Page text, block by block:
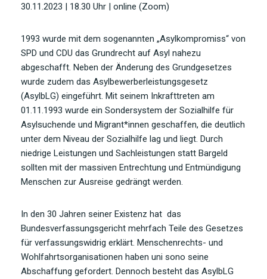
30.11.2023 | 18.30 Uhr | online (Zoom)
1993 wurde mit dem sogenannten „Asylkompromiss“ von
SPD und CDU das Grundrecht auf Asyl nahezu
abgeschafft. Neben der Änderung des Grundgesetzes
wurde zudem das Asylbewerberleistungsgesetz
(AsylbLG) eingeführt. Mit seinem Inkrafttreten am
01.11.1993 wurde ein Sondersystem der Sozialhilfe für
Asylsuchende und Migrant*innen geschaffen, die deutlich
unter dem Niveau der Sozialhilfe lag und liegt. Durch
niedrige Leistungen und Sachleistungen statt Bargeld
sollten mit der massiven Entrechtung und Entmündigung
Menschen zur Ausreise gedrängt werden.
In den 30 Jahren seiner Existenz hat das
Bundesverfassungsgericht mehrfach Teile des Gesetzes
für verfassungswidrig erklärt. Menschenrechts- und
Wohlfahrtsorganisationen haben uni sono seine
Abschaffung gefordert. Dennoch besteht das AsylbLG